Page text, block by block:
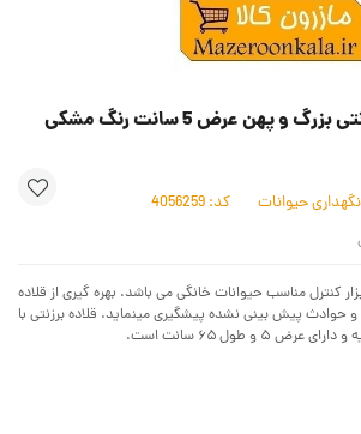
قلاده گردنی سگ برزنتی بزرگ و پهن عرض 5 سانت رنگ مشکی
نگهداری حیوانات کد:
کنترل مناسب حیوانات خانگی می باشد. بهره گیری از قلاده
و حوادث پیش بینی نشده پیشگیری مینماید. قلاده برزنتی با
۵ و طول ۶۵ سانت است.